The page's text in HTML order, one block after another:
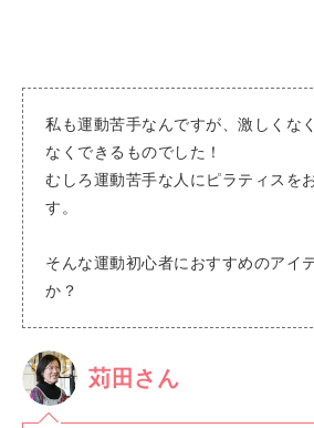
私も運動苦手なんですが、激しくな
なくできるものでした！
むしろ運動苦手な人にピラティスを
す。
そんな運動初心者におすすめのアイ
か？
苅田さん